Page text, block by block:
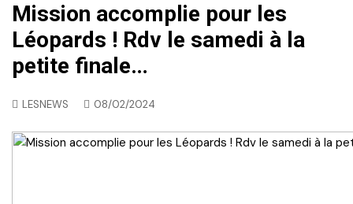
Mission accomplie pour les
Léopards ! Rdv le samedi à la
petite finale…
LESNEWS 08/02/2024